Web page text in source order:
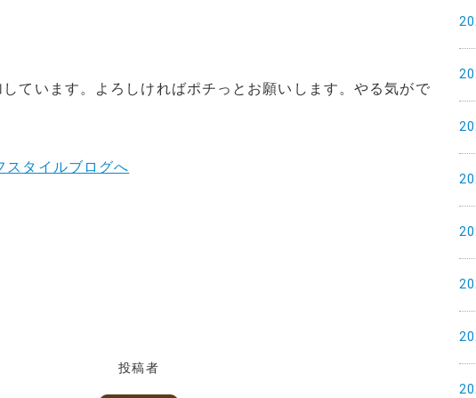
ています。よろしければポチっとお願いします。やる気がで
投稿者